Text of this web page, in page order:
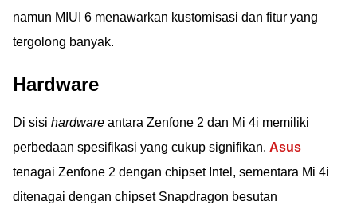
namun MIUI 6 menawarkan kustomisasi dan fitur yang
tergolong banyak.
Hardware
Di sisi hardware antara Zenfone 2 dan Mi 4i memiliki
perbedaan spesifikasi yang cukup signifikan. Asus
tenagai Zenfone 2 dengan chipset Intel, sementara Mi 4i
ditenagai dengan chipset Snapdragon besutan